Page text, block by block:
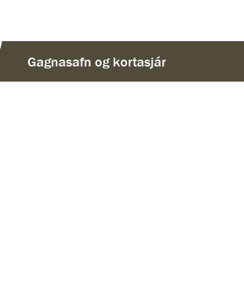
Gagnasafn og kortasjár